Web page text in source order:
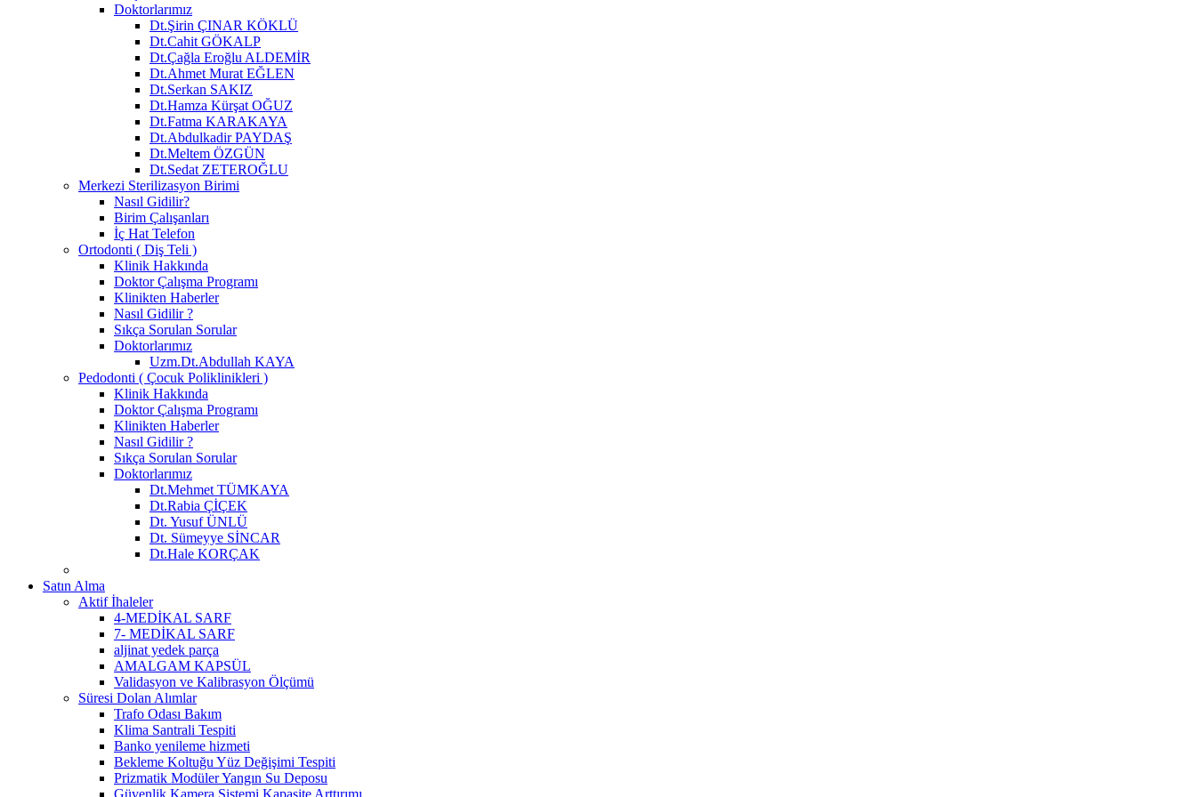
Doktorlarımız
Dt.Şirin ÇINAR KÖKLÜ
Dt.Cahit GÖKALP
Dt.Çağla Eroğlu ALDEMİR
Dt.Ahmet Murat EĞLEN
Dt.Serkan SAKIZ
Dt.Hamza Kürşat OĞUZ
Dt.Fatma KARAKAYA
Dt.Abdulkadir PAYDAŞ
Dt.Meltem ÖZGÜN
Dt.Sedat ZETEROĞLU
Merkezi Sterilizasyon Birimi
Nasıl Gidilir?
Birim Çalışanları
İç Hat Telefon
Ortodonti ( Diş Teli )
Klinik Hakkında
Doktor Çalışma Programı
Klinikten Haberler
Nasıl Gidilir ?
Sıkça Sorulan Sorular
Doktorlarımız
Uzm.Dt.Abdullah KAYA
Pedodonti ( Çocuk Poliklinikleri )
Klinik Hakkında
Doktor Çalışma Programı
Klinikten Haberler
Nasıl Gidilir ?
Sıkça Sorulan Sorular
Doktorlarımız
Dt.Mehmet TÜMKAYA
Dt.Rabia ÇİÇEK
Dt. Yusuf ÜNLÜ
Dt. Sümeyye SİNCAR
Dt.Hale KORÇAK
Satın Alma
Aktif İhaleler
4-MEDİKAL SARF
7- MEDİKAL SARF
aljinat yedek parça
AMALGAM KAPSÜL
Validasyon ve Kalibrasyon Ölçümü
Süresi Dolan Alımlar
Trafo Odası Bakım
Klima Santrali Tespiti
Banko yenileme hizmeti
Bekleme Koltuğu Yüz Değişimi Tespiti
Prizmatik Modüler Yangın Su Deposu
Güvenlik Kamera Sistemi Kapasite Arttırımı